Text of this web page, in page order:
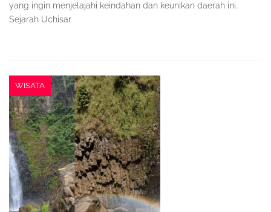
yang ingin menjelajahi keindahan dan keunikan daerah ini.
Sejarah Uchisar
WISATA